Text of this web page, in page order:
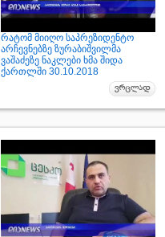
რატომ მიიღო საპრეზიდენტო
არჩევნებზე ზურაბიშვილმა
ვაშაძეზე ნაკლები ხმა შიდა
ქართლში 30.10.2018